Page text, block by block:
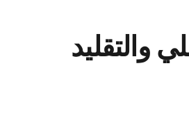
والتقليد